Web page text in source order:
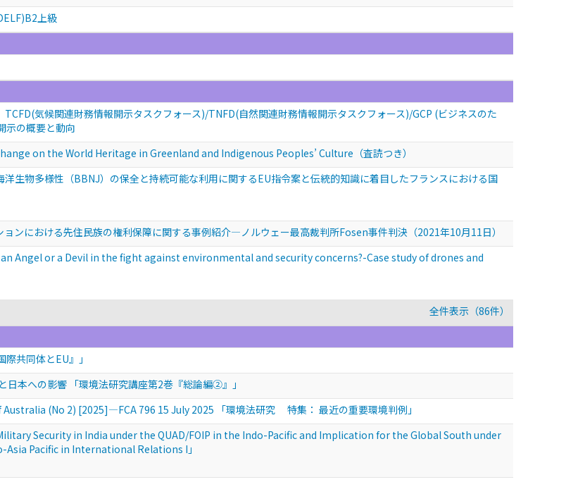
上級
気候関連財務情報開示タスクフォース)/TNFD(自然関連財務情報開示タスクフォース)/GCP (ビジネスのた
示の概要と動向
on the World Heritage in Greenland and Indigenous Peoples’ Culture（査読つき）
生物多様性（BBNJ）の保全と持続可能な利用に関するEU指令案と伝統的知識に着目したフランスにおける国
ンにおける先住民族の権利保障に関する事例紹介—ノルウェー最高裁判所Fosen事件判決（2021年10月11日）
an Angel or a Devil in the fight against environmental and security concerns?-Case study of drones and
全件表示（86件）
共同体とEU』」
日本への影響 「環境法研究講座第2巻『総論編②』」
(No 2) [2025]―FCA 796 15 July 2025 「環境法研究 特集： 最近の重要環境判例」
Security in India under the QUAD/FOIP in the Indo-Pacific and Implication for the Global South under
Pacific in International Relations I」